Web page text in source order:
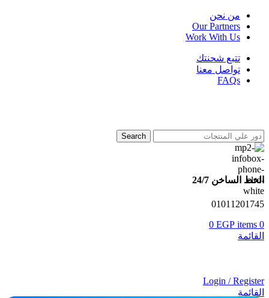
من نحن
Our Partners
Work With Us
تتبع شحنتك
تواصل معنا
FAQs
Search
الخط الساخن 24/7
01011201745
0
items
0 EGP
القائمة
Login / Register
القائمة